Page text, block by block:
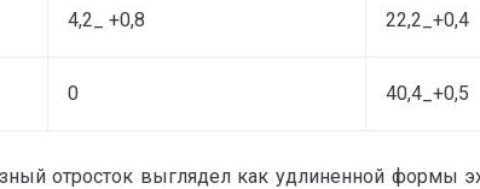
4,2_ +0,8 22,2_+0,4
0 40,4_+0,5
отросток выглядел как удлиненной формы